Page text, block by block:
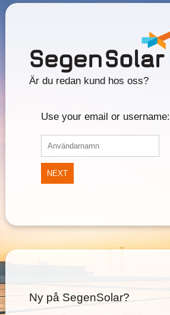
Är du redan kund hos oss?
Use your email or username:
NEXT
Ny på SegenSolar?